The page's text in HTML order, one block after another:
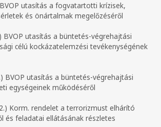
utasítás a fogvatartotti krízisek,
és önártalmak megelőzéséről
BVOP utasítás a büntetés-végrehajtási
célú kockázatelemzési tevékenységének
BVOP utasítás a büntetés-végrehajtási
egységeinek működéséről
Korm. rendelet a terrorizmust elhárító
és feladatai ellátásának részletes